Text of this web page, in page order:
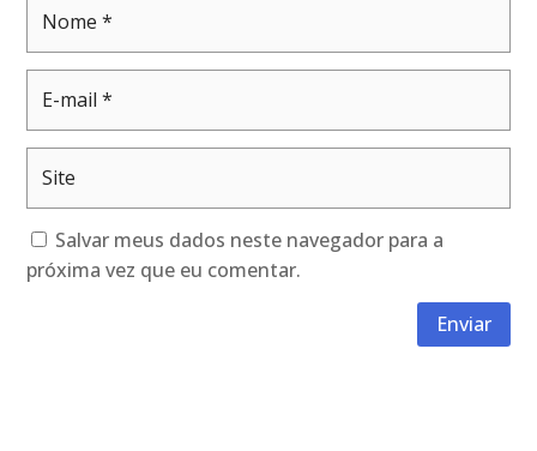
Salvar meus dados neste navegador para a
próxima vez que eu comentar.
Enviar